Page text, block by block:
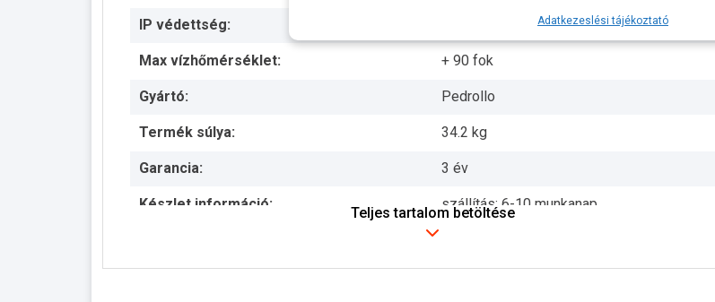
IP védettség:
Max vízhőmérséklet: + 90 fok
Gyártó: Pedrollo
Termék súlya: 34.2 kg
Garancia: 3 év
Készlet információ: szállítás: 6-10 munkanap
Teljes tartalom betöltése
Adatkezeslési tájékoztató